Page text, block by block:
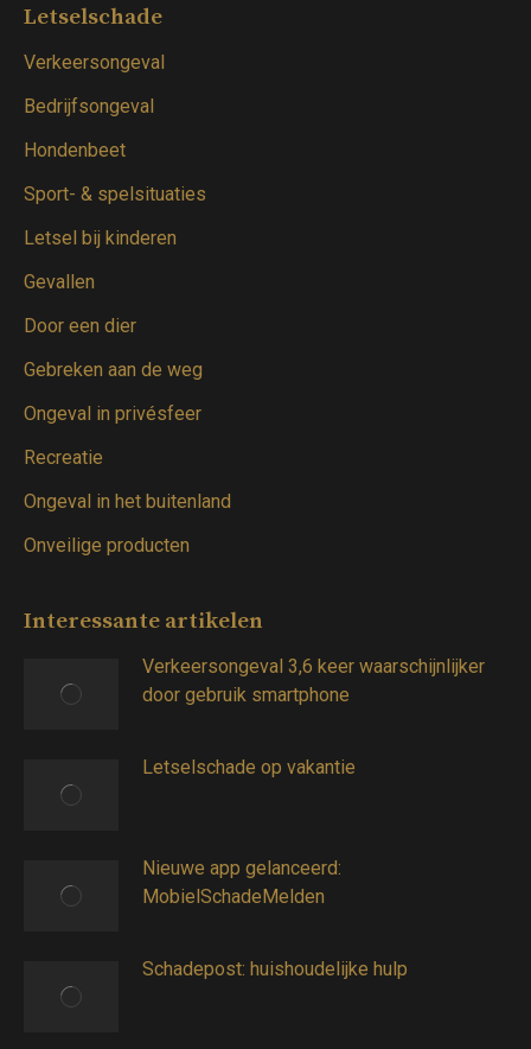
opens
new
window
opens
new
window
opens
new
window
opens
new
window
Letselschade
Verkeersongeval
Bedrijfsongeval
Hondenbeet
Sport- & spelsituaties
Letsel bij kinderen
Gevallen
Door een dier
Gebreken aan de weg
Ongeval in privésfeer
Recreatie
Ongeval in het buitenland
Onveilige producten
Interessante artikelen
Verkeersongeval 3,6 keer waarschijnlijker
door gebruik smartphone
Letselschade op vakantie
Nieuwe app gelanceerd:
MobielSchadeMelden
Schadepost: huishoudelijke hulp